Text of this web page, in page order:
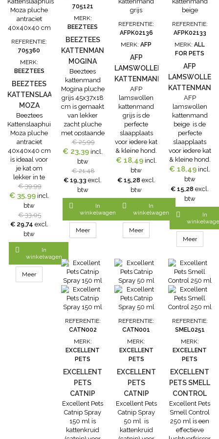
gaten moet
houden tijdens
het...
REFERENTIE:
705360
MERK:
BEEZTEES
BEEZTEES
KATTENSLAAPHUIS
MOZA
PLUCHE
ANTRACIET
40X40X40
CM
Beeztees
Kattenslaaphuis
Moza pluche
antraciet
40x40x40 cm
is ideaal voor
je kat om
lekker in te
rusten. Het
Beeztees
Kattenslaaphuis
Moza pluche
antraciet
40x40x40 cm
is echt een
knus plekje
waar je kat
zich helemaal
op zijn gemak
zal voelen. De
€ 39,99
€ 35,99 incl.
btw
€ 33,05
€ 29,74 excl.
btw

In
winkelwagen
Meer
705121
MERK:
BEEZTEES
BEEZTEES
KATTENMAND
MOGINA
PLUCHE
GRIJS
45X37X18
CM
Beeztees
kattenmand
Mogina pluche
grijs 45x37x18
cm is gemaakt
van lekker
zacht pluche
met opstaande
randen, zodat
jouw kat extra
lekker ligt.
De Beeztees
kattenmand
Mogina pluche
grijs 45x37x18
cm blijft goed
op zijn plaats
liggen, omdat
er gewerkt is
met een anti-
Mogina
Kattenmand
een beetje vies
zijn geworden,
dan kan je
deze...
€ 25,99
€ 23,39 incl.
btw
€ 21,48
€ 19,33 excl.
btw

In
winkelwagen
Meer
REFERENTIE:
AFPK02136
MERK:AFP
AFP
LAMSWOLLEN
KATTENMAND
GRIJS
AFP
lamswollen
kattenmand
grijs is de
perfecte
slaapplaats
voor iedere kat
& kleine hond.
De AFP
lamswollen
kattenmand
grijs met
superzacht
hoogpolig
pluche aan de
binnenkant en
microsuède
aan de
voor optimale
ondersteuning
en maximaal
comfort.
Gevuld met
onze eco-
vriendelijke
superzacht
het voor een
aangenaam...
€ 18,49 incl.
btw
€ 15,28 excl.
btw

In
winkelwagen
Meer
REFERENTIE:
AFPK02133
MERK:ALL
FOR PETS
AFP
LAMSWOLLEN
KATTENMAND
BEIGE
AFP
lamswollen
kattenmand
beige is de
perfecte
slaapplaats
voor iedere kat
& kleine hond.
De AFP
lamswollen
kattenmand
beige met
superzacht
hoogpolig
pluche aan de
binnenkant en
microsuède
aan de
zorgt dit bed
voor optimale
ondersteuning
en maximaal
comfort.
Gevuld met
onze eco-
vriendelijke
superzacht
polyfill zorgt
het voor een
aangenaam...
€ 18,49 incl.
btw
€ 15,28 excl.
btw

In
Meer
REFERENTIE:
CATN002
MERK:
EXCELLENT
PETS
EXCELLENT
PETS
CATNIP
SPRAY 150
ML
Excellent Pets
Catnip Spray
150 ml is
kattenkruid
REFERENTIE:
CATN001
MERK:
EXCELLENT
PETS
EXCELLENT
PETS
CATNIP
SPRAY 50 ML
Excellent Pets
Catnip Spray
50 ml is
kattenkruid
REFERENTIE:
SMEL0251
MERK:
EXCELLENT
PETS
EXCELLENT
PETS SMELL
CONTROL
250 ML
Excellent Pets
Smell Control
250 ml is een
effectieve